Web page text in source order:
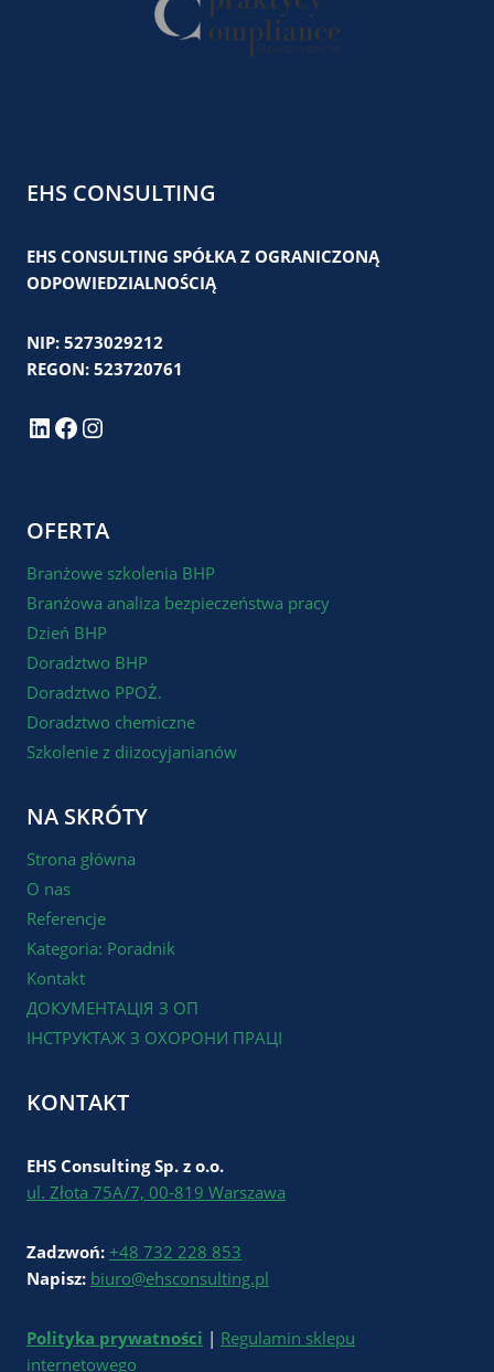
EHS CONSULTING
EHS CONSULTING SPÓŁKA Z OGRANICZONĄ
ODPOWIEDZIALNOŚCIĄ
NIP: 5273029212
REGON: 523720761
LinkedIn
Facebook
Instagram
OFERTA
Branżowe szkolenia BHP
Branżowa analiza bezpieczeństwa pracy
Dzień BHP
Doradztwo BHP
Doradztwo PPOŻ.
Doradztwo chemiczne
Szkolenie z diizocyjanianów
NA SKRÓTY
Strona główna
O nas
Referencje
Kategoria: Poradnik
Kontakt
ДОКУМЕНТАЦІЯ З ОП
ІНСТРУКТАЖ З ОХОРОНИ ПРАЦІ
KONTAKT
EHS Consulting Sp. z o.o.
ul. Złota 75A/7, 00-819 Warszawa
Zadzwoń: +48 732 228 853
Napisz: biuro@ehsconsulting.pl
Polityka prywatności | Regulamin sklepu
internetowego